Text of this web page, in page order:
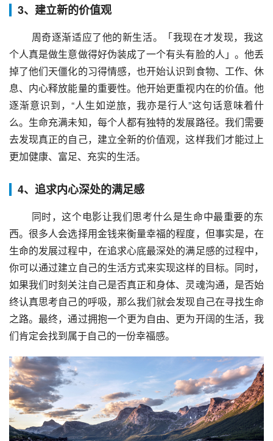
3、建立新的价值观
个人真是做生意做得好伪装成了一个有头有脸的人」。他丢
掉了他们天僵化的习得情感，也开始认识到食物、工作、休
息、内心释放能量的重要性。他开始更重视内在的价值。他
逐渐意识到，“人生如逆旅，我亦是行人”这句话意味着什
么。生命充满未知，每个人都有独特的发展路径。我们需要
去发现真正的自己，建立全新的价值观，这样我们才能过上
更加健康、富足、充实的生活。
4、追求内心深处的满足感
西。很多人会选择用金钱来衡量幸福的程度，但事实是，在
生命的发展过程中，在追求心底最深处的满足感的过程中，
你可以通过建立自己的生活方式来实现这样的目标。同时，
如果我们时刻关注自己是否真正和身体、灵魂沟通，是否始
终认真思考自己的呼吸，那么我们就会发现自己在寻找生命
之路。最终，通过拥抱一个更为自由、更为开阔的生活，我
们肯定会找到属于自己的一份幸福感。